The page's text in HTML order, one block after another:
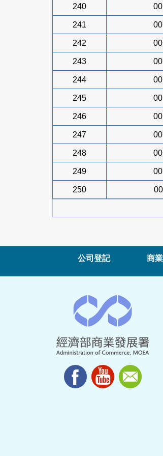
240
241
242
243
244
245
246
247
248
249
250
公司登記 商